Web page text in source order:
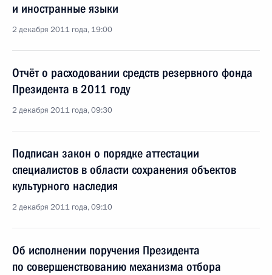
и иностранные языки
2 декабря 2011 года, 19:00
Отчёт о расходовании средств резервного фонда
Президента в 2011 году
2 декабря 2011 года, 09:30
Подписан закон о порядке аттестации
специалистов в области сохранения объектов
культурного наследия
2 декабря 2011 года, 09:10
Об исполнении поручения Президента
по совершенствованию механизма отбора